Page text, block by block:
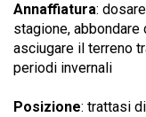
Annaffiatura:
stagione,
asciugare il terreno
periodi invernali
Posizione: trattasi